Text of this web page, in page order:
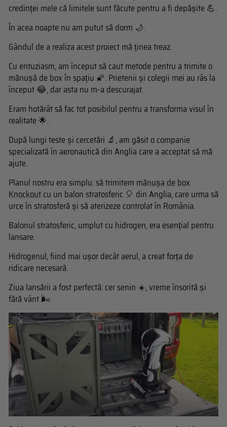
credinței mele că limitele sunt făcute pentru a fi depășite 💪.
În acea noapte nu am putut să dorm 🌙.
Gândul de a realiza acest proiect mă ținea treaz.
Cu entuziasm, am început să caut metode pentru a trimite o
mănușă de box în spațiu 🌠. Prietenii și colegii mei au râs la
început 😂, dar asta nu m-a descurajat.
Eram hotărât să fac tot posibilul pentru a transforma visul în
realitate 🌟.
După lungi teste și cercetări 🔬, am găsit o companie
specializată în aeronautică din Anglia care a acceptat să mă
ajute.
Planul nostru era simplu: să trimitem mănușa de box
Knockoutcu un balon stratosferic 🎈 din Anglia, care urma să
urce în stratosferă și să aterizeze controlat în România.
Balonul stratosferic, umplut cu hidrogen, era esențial pentru
lansare.
Hidrogenul, fiind mai ușor decât aerul, a creat forța de
ridicare necesară.
Ziua lansării a fost perfectă: cer senin ☀️, vreme însorită și
fără vânt 🌬️.